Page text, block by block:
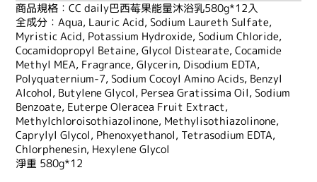
商品規格：CC daily巴西莓果能量沐浴乳580g*12入
全成分：Aqua, Lauric Acid, Sodium Laureth Sulfate,
Myristic Acid, Potassium Hydroxide, Sodium Chloride,
Cocamidopropyl Betaine, Glycol Distearate, Cocamide
Methyl MEA, Fragrance, Glycerin, Disodium EDTA,
Polyquaternium-7, Sodium Cocoyl Amino Acids, Benzyl
Alcohol, Butylene Glycol, Persea Gratissima Oil, Sodium
Benzoate, Euterpe Oleracea Fruit Extract,
Methylchloroisothiazolinone, Methylisothiazolinone,
Caprylyl Glycol, Phenoxyethanol, Tetrasodium EDTA,
Chlorphenesin, Hexylene Glycol
淨重 580g*12